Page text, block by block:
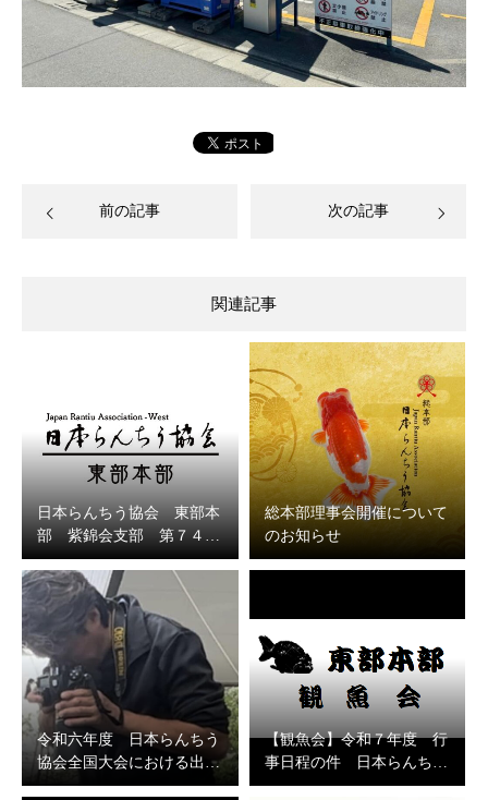
前の記事 次の記事
関連記事
日本らんちう協会 東部本
部 紫錦会支部 第７４…
総本部理事会開催について
のお知らせ
令和六年度 日本らんちう
協会全国大会における出…
【観魚会】令和７年度 行
事日程の件 日本らんち…